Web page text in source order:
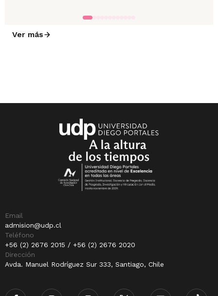
Ver más
Email
admision@udp.cl
Teléfono
+56 (2) 2676 2015 / +56 (2) 2676 2020
Dirección
Avda. Manuel Rodríguez Sur 333, Santiago, Chile